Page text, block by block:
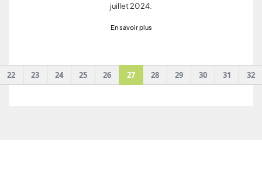
juillet 2024.
En savoir plus
22 23 24 25 26 27 28 29 30 31 32